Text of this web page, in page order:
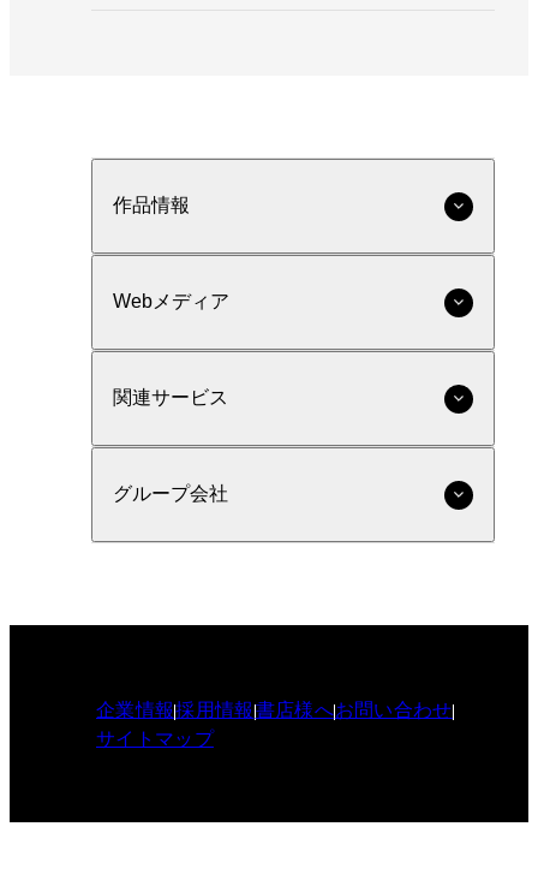
作品情報
Webメディア
関連サービス
グループ会社
企業情報採用情報書店様へお問い合わせ
サイトマップ